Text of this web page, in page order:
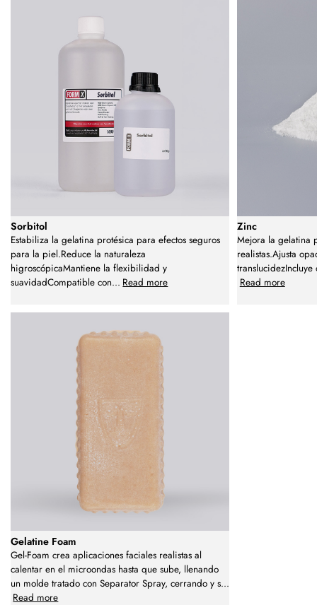
Sorbitol
Estabiliza la gelatina protésica para efectos seguros
para la piel.Reduce la naturaleza
higroscópicaMantiene la flexibilidad y
suavidadCompatible con... Read more
Zinc
Mejora la gelatina
realistas.Ajusta
Read more
Gelatine Foam
Gel-Foam crea aplicaciones faciales realistas al
calentar en el microondas hasta que sube, llenando
un molde tratado con Separator Spray, cerrando y s...
Read more